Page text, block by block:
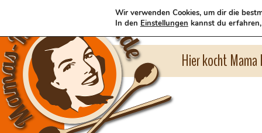
Hier kocht
Wir verwenden Cookies, um dir die
In den Einstellungen kannst du